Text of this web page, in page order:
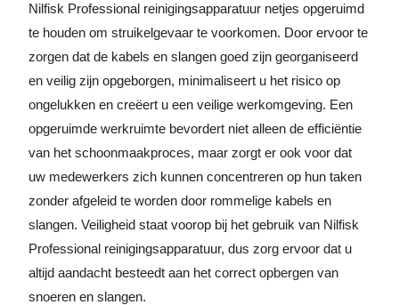
Nilfisk Professional reinigingsapparatuur netjes opgeruimd
te houden om struikelgevaar te voorkomen. Door ervoor te
zorgen dat de kabels en slangen goed zijn georganiseerd
en veilig zijn opgeborgen, minimaliseert u het risico op
ongelukken en creëert u een veilige werkomgeving. Een
opgeruimde werkruimte bevordert niet alleen de efficiëntie
van het schoonmaakproces, maar zorgt er ook voor dat
uw medewerkers zich kunnen concentreren op hun taken
zonder afgeleid te worden door rommelige kabels en
slangen. Veiligheid staat voorop bij het gebruik van Nilfisk
Professional reinigingsapparatuur, dus zorg ervoor dat u
altijd aandacht besteedt aan het correct opbergen van
snoeren en slangen.